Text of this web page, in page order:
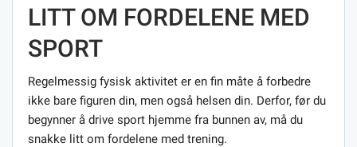
LITT OM FORDELENE MED
SPORT
Regelmessig fysisk aktivitet er en fin måte å forbedre
ikke bare figuren din, men også helsen din. Derfor, før du
begynner å drive sport hjemme fra bunnen av, må du
snakke litt om fordelene med trening.